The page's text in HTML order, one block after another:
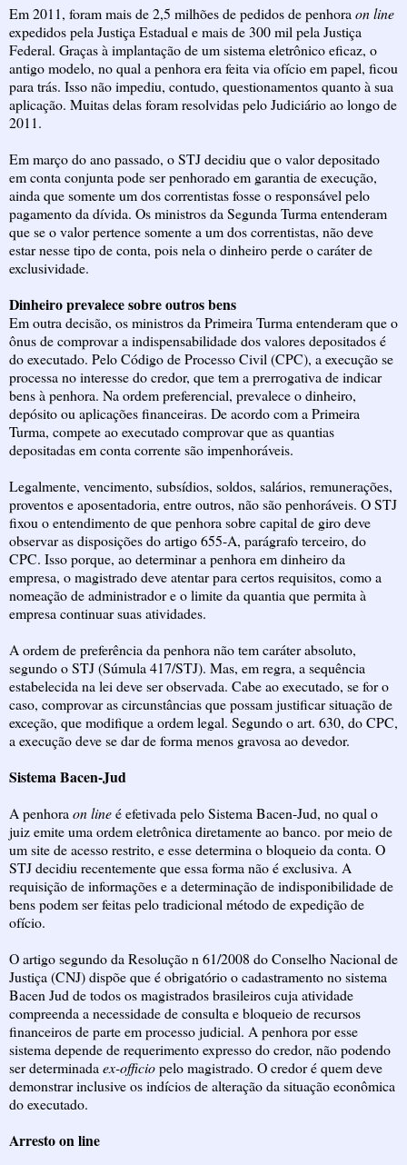
Em 2011, foram mais de 2,5 milhões de pedidos de penhora on line
expedidos pela Justiça Estadual e mais de 300 mil pela Justiça
Federal. Graças à implantação de um sistema eletrônico eficaz, o
antigo modelo, no qual a penhora era feita via ofício em papel, ficou
para trás. Isso não impediu, contudo, questionamentos quanto à sua
aplicação. Muitas delas foram resolvidas pelo Judiciário ao longo de
2011.
Em março do ano passado, o STJ decidiu que o valor depositado
em conta conjunta pode ser penhorado em garantia de execução,
ainda que somente um dos correntistas fosse o responsável pelo
pagamento da dívida. Os ministros da Segunda Turma entenderam
que se o valor pertence somente a um dos correntistas, não deve
estar nesse tipo de conta, pois nela o dinheiro perde o caráter de
exclusividade.
Dinheiro prevalece sobre outros bens
Em outra decisão, os ministros da Primeira Turma entenderam que o
ônus de comprovar a indispensabilidade dos valores depositados é
do executado. Pelo Código de Processo Civil (CPC), a execução se
processa no interesse do credor, que tem a prerrogativa de indicar
bens à penhora. Na ordem preferencial, prevalece o dinheiro,
depósito ou aplicações financeiras. De acordo com a Primeira
Turma, compete ao executado comprovar que as quantias
depositadas em conta corrente são impenhoráveis.
Legalmente, vencimento, subsídios, soldos, salários, remunerações,
proventos e aposentadoria, entre outros, não são penhoráveis. O STJ
fixou o entendimento de que penhora sobre capital de giro deve
observar as disposições do artigo 655-A, parágrafo terceiro, do
CPC. Isso porque, ao determinar a penhora em dinheiro da
empresa, o magistrado deve atentar para certos requisitos, como a
nomeação de administrador e o limite da quantia que permita à
empresa continuar suas atividades.
A ordem de preferência da penhora não tem caráter absoluto,
segundo o STJ (Súmula 417/STJ). Mas, em regra, a sequência
estabelecida na lei deve ser observada. Cabe ao executado, se for o
caso, comprovar as circunstâncias que possam justificar situação de
exceção, que modifique a ordem legal. Segundo o art. 630, do CPC,
a execução deve se dar de forma menos gravosa ao devedor.
Sistema Bacen-Jud
A penhora on lineé efetivada pelo Sistema Bacen-Jud, no qual o
juiz emite uma ordem eletrônica diretamente ao banco. por meio de
um site de acesso restrito, e esse determina o bloqueio da conta. O
STJ decidiu recentemente que essa forma não é exclusiva. A
requisição de informações e a determinação de indisponibilidade de
bens podem ser feitas pelo tradicional método de expedição de
ofício.
O artigo segundo da Resolução n 61/2008 do Conselho Nacional de
Justiça (CNJ) dispõe que é obrigatório o cadastramento no sistema
Bacen Jud de todos os magistrados brasileiros cuja atividade
compreenda a necessidade de consulta e bloqueio de recursos
financeiros de parte em processo judicial. A penhora por esse
sistema depende de requerimento expresso do credor, não podendo
ser determinada ex-officiopelo magistrado. O credor é quem deve
demonstrar inclusive os indícios de alteração da situação econômica
do executado.
Arresto on line